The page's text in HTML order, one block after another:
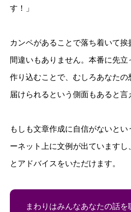
す！」
カンペがあることで落ち着いて
間違いもありません。本番に先
作り込むことで、むしろあなた
届けられるという側面もあると言
もしも文章作成に自信がないと
ーネット上に文例が出ています
とアドバイスをいただけます。
まわりはみんなあなたの話を